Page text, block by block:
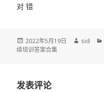
对 错
发
布
2022年5月19日
作
sid
续培训答案合集
发表评论